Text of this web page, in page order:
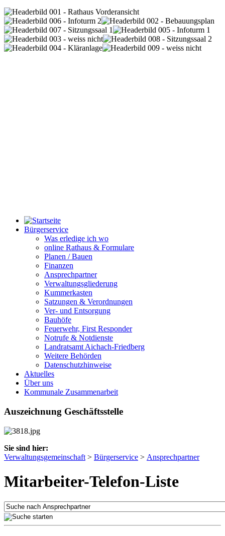
Bürgerservice
Was erledige ich wo
online Rathaus & Formulare
Planen / Bauen
Finanzen
Ansprechpartner
Verwaltungsgliederung
Kummerkasten
Satzungen & Verordnungen
Ver- und Entsorgung
Bauhöfe
Feuerwehr, First Responder
Notrufe & Notdienste
Landratsamt Aichach-Friedberg
Weitere Behörden
Datenschutzhinweise
Aktuelles
Über uns
Kommunale Zusammenarbeit
Auszeichnung Geschäftsstelle
Sie sind hier:
Verwaltungsgemeinschaft > Bürgerservice > Ansprechpartner
Mitarbeiter-Telefon-Liste